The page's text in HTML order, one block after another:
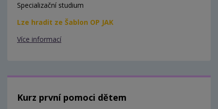
Specializační studium
Lze hradit ze Šablon OP JAK
Více informací
Kurz první pomoci dětem